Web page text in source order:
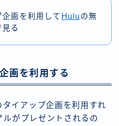
画を利用して Hulu の無
る
画を利用する
タイアップ企画を利用すれ
ルがプレゼントされるの